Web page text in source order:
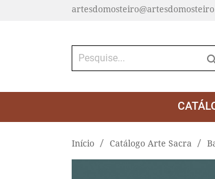
Início Catálogo Arte Sacra